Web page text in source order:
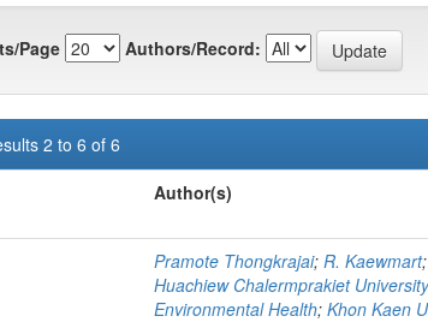
Page Authors/Record:
2 to 6 of 6
Author(s)
Pramote Thongkrajai; R. Kaewmart;
Huachiew Chalermprakiet
Environmental Health; Khon Kaen